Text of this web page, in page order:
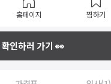
홈페이지 찜하기
확인하러 가기 👀